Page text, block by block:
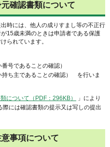
確認書類について
時には、他人の成りすまし等の不正行
15歳未満のときは申請者である保護
られています。
号であることの確認）
ち主であることの確認） を行いま
について（PDF：296KB）
」により
には確認書類の提示又は写しの提出
事項について